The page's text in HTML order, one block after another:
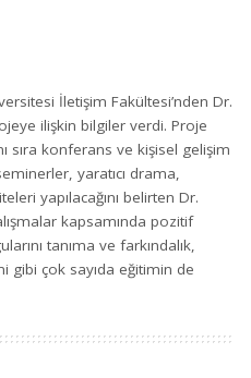
İletişim Fakültesi’nden Dr.
ilişkin bilgiler verdi. Proje
sıra konferans ve kişisel gelişim
yaratıcı drama,
yapılacağını belirten Dr.
kapsamında pozitif
tanıma ve farkındalık,
gibi çok sayıda eğitimin de